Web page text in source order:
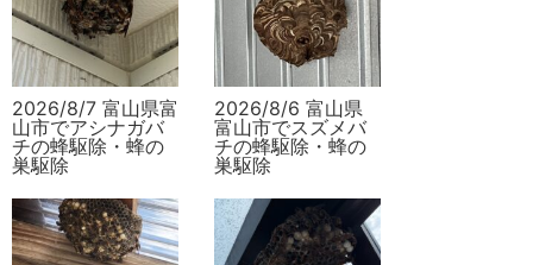
2026/8/7 富山県富
山市でアシナガバ
チの蜂駆除・蜂の
巣駆除
2026/8/6 富山県
富山市でスズメバ
チの蜂駆除・蜂の
巣駆除